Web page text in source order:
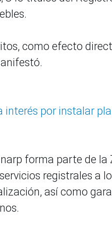
como efecto
interés por instalar
forma parte de la
registrales a
así como